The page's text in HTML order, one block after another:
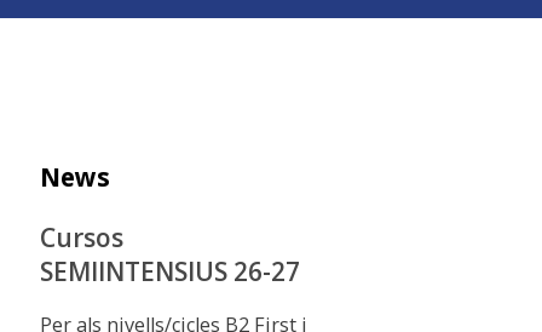
News
Cursos
SEMIINTENSIUS 26-27
Per als nivells/cicles B2 First i